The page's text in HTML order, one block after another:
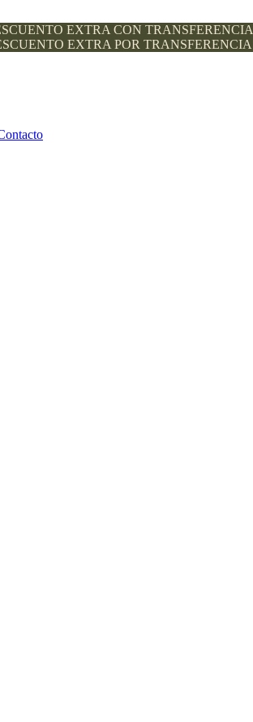
EXTRA CON TRANSFERENCIA
EXTRA POR TRANSFERENCIA